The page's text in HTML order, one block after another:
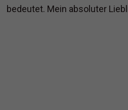
bedeutet. Mein absoluter